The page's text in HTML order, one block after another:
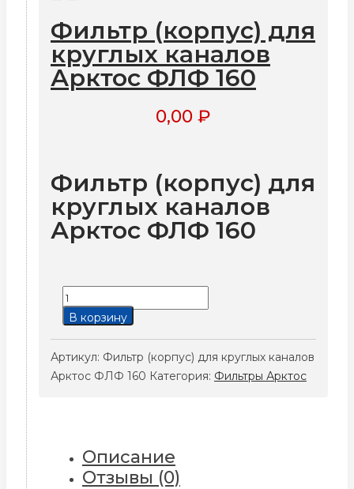
Фильтр (корпус) для
круглых каналов
Арктос ФЛФ 160
0,00 ₽
Фильтр (корпус) для
круглых каналов
Арктос ФЛФ 160
Количество
товара
(корпус)
для
160
В корзину
Артикул: Фильтр (корпус) для круглых каналов
Арктос ФЛФ 160 Категория: Фильтры Арктос
Описание
Отзывы (0)